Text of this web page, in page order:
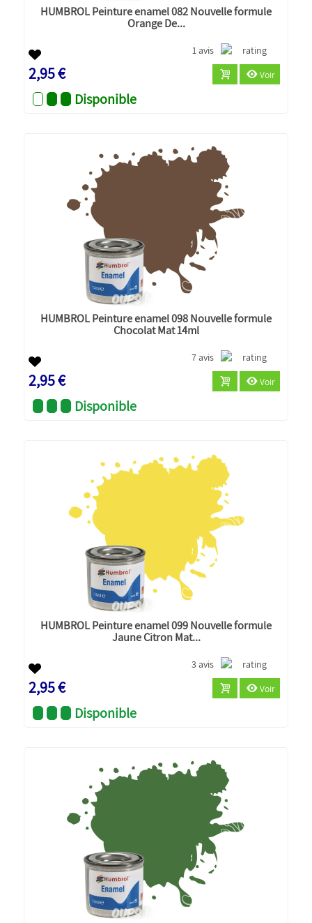
HUMBROL Peinture enamel 082 Nouvelle formule
Orange De...
1 avis
2,95 € Voir
Disponible
HUMBROL Peinture enamel 098 Nouvelle formule
Chocolat Mat 14ml
7 avis
2,95 € Voir
Disponible
HUMBROL Peinture enamel 099 Nouvelle formule
Jaune Citron Mat...
3 avis
2,95 € Voir
Disponible